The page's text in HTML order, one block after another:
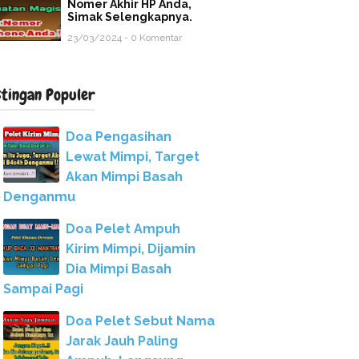
Nomer Akhir HP Anda,
Simak Selengkapnya.
23/03/2024 - 0 Komentar
Populer
Doa Pengasihan
Lewat Mimpi, Target
Akan Mimpi Basah
Denganmu
Doa Pelet Ampuh
Kirim Mimpi, Dijamin
Dia Mimpi Basah
Sampai Pagi
Doa Pelet Sebut Nama
Jarak Jauh Paling